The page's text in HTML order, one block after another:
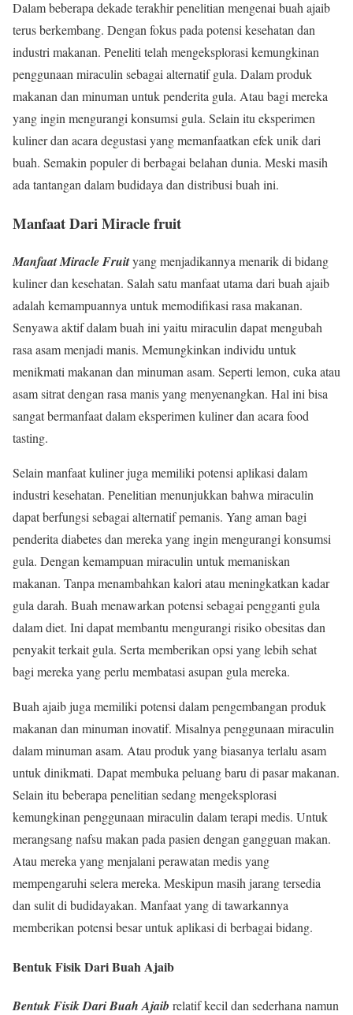
Dalam beberapa dekade terakhir penelitian mengenai buah ajaib
terus berkembang. Dengan fokus pada potensi kesehatan dan
industri makanan. Peneliti telah mengeksplorasi kemungkinan
penggunaan miraculin sebagai alternatif gula. Dalam produk
makanan dan minuman untuk penderita gula. Atau bagi mereka
yang ingin mengurangi konsumsi gula. Selain itu eksperimen
kuliner dan acara degustasi yang memanfaatkan efek unik dari
buah. Semakin populer di berbagai belahan dunia. Meski masih
ada tantangan dalam budidaya dan distribusi buah ini.
Manfaat Dari Miracle fruit
Manfaat Miracle Fruityang menjadikannya menarik di bidang
kuliner dan kesehatan. Salah satu manfaat utama dari buah ajaib
adalah kemampuannya untuk memodifikasi rasa makanan.
Senyawa aktif dalam buah ini yaitu miraculin dapat mengubah
rasa asam menjadi manis. Memungkinkan individu untuk
menikmati makanan dan minuman asam. Seperti lemon, cuka atau
asam sitrat dengan rasa manis yang menyenangkan. Hal ini bisa
sangat bermanfaat dalam eksperimen kuliner dan acara food
tasting.
Selain manfaat kuliner juga memiliki potensi aplikasi dalam
industri kesehatan. Penelitian menunjukkan bahwa miraculin
dapat berfungsi sebagai alternatif pemanis. Yang aman bagi
penderita diabetes dan mereka yang ingin mengurangi konsumsi
gula. Dengan kemampuan miraculin untuk memaniskan
makanan. Tanpa menambahkan kalori atau meningkatkan kadar
gula darah. Buah menawarkan potensi sebagai pengganti gula
dalam diet. Ini dapat membantu mengurangi risiko obesitas dan
penyakit terkait gula. Serta memberikan opsi yang lebih sehat
bagi mereka yang perlu membatasi asupan gula mereka.
Buah ajaib juga memiliki potensi dalam pengembangan produk
makanan dan minuman inovatif. Misalnya penggunaan miraculin
dalam minuman asam. Atau produk yang biasanya terlalu asam
untuk dinikmati. Dapat membuka peluang baru di pasar makanan.
Selain itu beberapa penelitian sedang mengeksplorasi
kemungkinan penggunaan miraculin dalam terapi medis. Untuk
merangsang nafsu makan pada pasien dengan gangguan makan.
Atau mereka yang menjalani perawatan medis yang
mempengaruhi selera mereka. Meskipun masih jarang tersedia
dan sulit di budidayakan. Manfaat yang di tawarkannya
memberikan potensi besar untuk aplikasi di berbagai bidang.
Bentuk Fisik Dari Buah Ajaib
Bentuk Fisik Dari Buah Ajaib relatif kecil dan sederhana namun